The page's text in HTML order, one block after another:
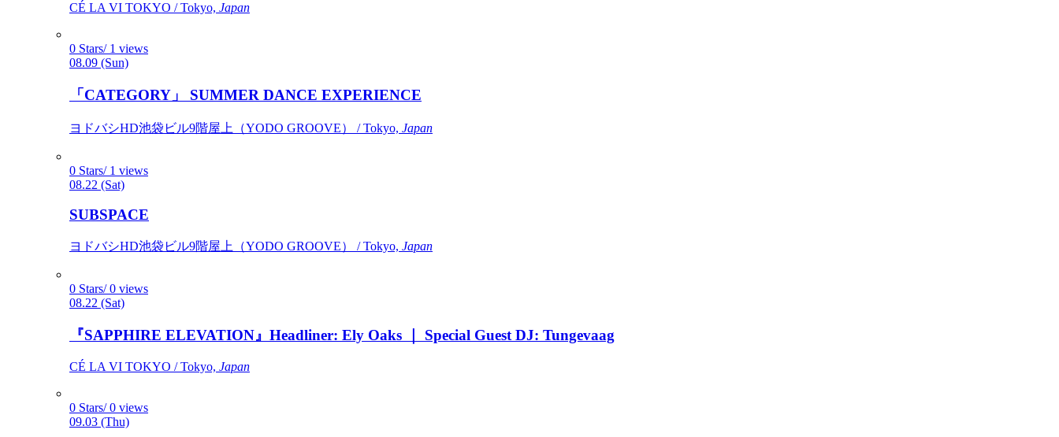
CÉ LA VI TOKYO / Tokyo, Japan
0 Stars/ 1 views
08.09 (Sun)
「CATEGORY」 SUMMER DANCE EXPERIENCE
ヨドバシHD池袋ビル9階屋上（YODO GROOVE） / Tokyo, Japan
0 Stars/ 1 views
08.22 (Sat)
SUBSPACE
ヨドバシHD池袋ビル9階屋上（YODO GROOVE） / Tokyo, Japan
0 Stars/ 0 views
08.22 (Sat)
『SAPPHIRE ELEVATION』Headliner: Ely Oaks ｜ Special Guest DJ: Tungevaag
CÉ LA VI TOKYO / Tokyo, Japan
0 Stars/ 0 views
09.03 (Thu)